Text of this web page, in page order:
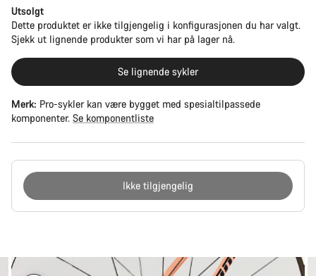
Utsolgt
Dette produktet er ikke tilgjengelig i konfigurasjonen du har valgt.
Sjekk ut lignende produkter som vi har på lager nå.
Se lignende sykler
Merk: Pro-sykler kan være bygget med spesialtilpassede
komponenter. Se komponentliste
Ikke tilgjengelig
kjøpe